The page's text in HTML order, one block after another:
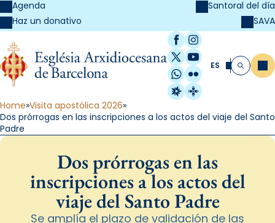
Agenda
Haz un donativo
Santoral del día
SAVA
Facebook
Instagram
X / Twitter
YouTube
WhatsApp
Flickr
Radio Estel
Catalunya
ES Buscar
Home Visita apostólica 2026
Dos prórrogas en las inscripciones a los actos del viaje del Santo
Padre
Dos prórrogas en las
inscripciones a los actos del
viaje del Santo Padre
Se amplía el plazo de validación de las